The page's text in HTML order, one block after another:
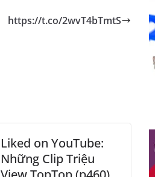
https://t.co/2wvT4bTmtS
Liked on YouTube:
Những Clip Triệu